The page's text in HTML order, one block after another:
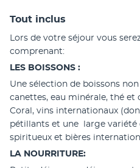
Tout inclus
Lors de votre séjour vous
comprenant:
LES BOISSONS :
Une sélection de boissons
canettes, eau minérale, thé et
Coral, vins internationaux
pétillants et une  large
spiritueux et bières
LA NOURRITURE: